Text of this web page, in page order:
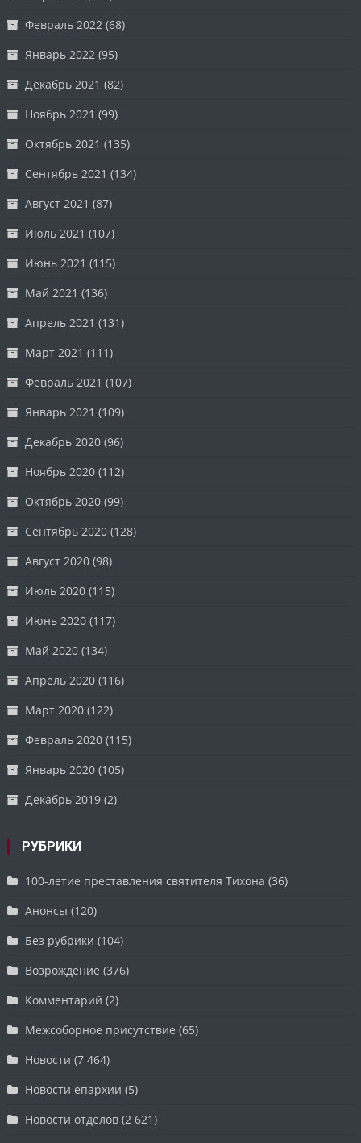
Февраль 2022 (68)
Январь 2022 (95)
Декабрь 2021 (82)
Ноябрь 2021 (99)
Октябрь 2021 (135)
Сентябрь 2021 (134)
Август 2021 (87)
Июль 2021 (107)
Июнь 2021 (115)
Май 2021 (136)
Апрель 2021 (131)
Март 2021 (111)
Февраль 2021 (107)
Январь 2021 (109)
Декабрь 2020 (96)
Ноябрь 2020 (112)
Октябрь 2020 (99)
Сентябрь 2020 (128)
Август 2020 (98)
Июль 2020 (115)
Июнь 2020 (117)
Май 2020 (134)
Апрель 2020 (116)
Март 2020 (122)
Февраль 2020 (115)
Январь 2020 (105)
Декабрь 2019 (2)
РУБРИКИ
100-летие преставления святителя Тихона (36)
Анонсы (120)
Без рубрики (104)
Возрождение (376)
Комментарий (2)
Межсоборное присутствие (65)
Новости (7 464)
Новости епархии (5)
Новости отделов (2 621)